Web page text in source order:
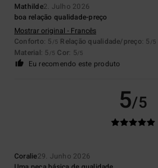
Mathilde2. Julho 2026
boa relação qualidade-preço
Mostrar original - Francês
Conforto: 5 /5 Relação qualidade/preço: 5 /5
Material: 5 /5 Cor: 5/5
Eu recomendo este produto
5/5
Coralie29. Junho 2026